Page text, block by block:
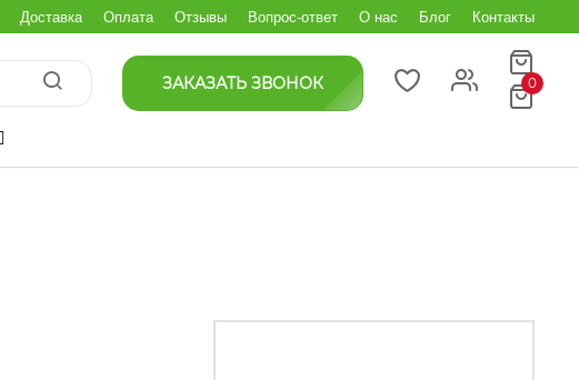
Доставка Оплата Отзывы Вопрос-ответ О нас Блог Контакты
ЗАКАЗАТЬ ЗВОНОК 0